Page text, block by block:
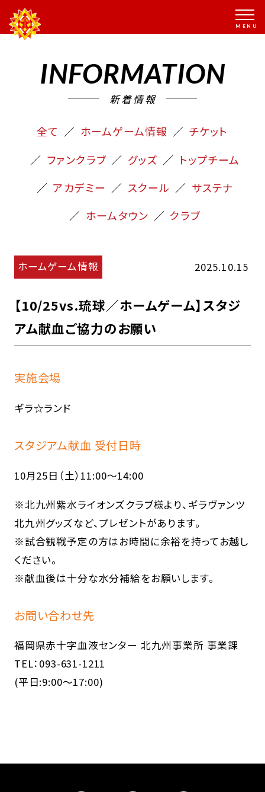
INFORMATION
新着情報
全て ホームゲーム情報
チケット
ファンクラブ
グッズ
トップチーム
アカデミー
スクール
サステナ
ホームタウン
クラブ
ホームゲーム情報 2025.10.15
【10/25vs.琉球／ホームゲーム】スタジ
アム献血ご協力のお願い
実施会場
ギラ☆ランド
スタジアム献血 受付日時
10月25日（土）11:00～14:00
※北九州紫水ライオンズクラブ様より、ギラヴァンツ
北九州グッズなど、プレゼントがあります。
※試合観戦予定の方はお時間に余裕を持ってお越し
ください。
※献血後は十分な水分補給をお願いします。
お問い合わせ先
福岡県赤十字血液センター 北九州事業所 事業課
TEL：093-631-1211
(平日:9:00～17:00)